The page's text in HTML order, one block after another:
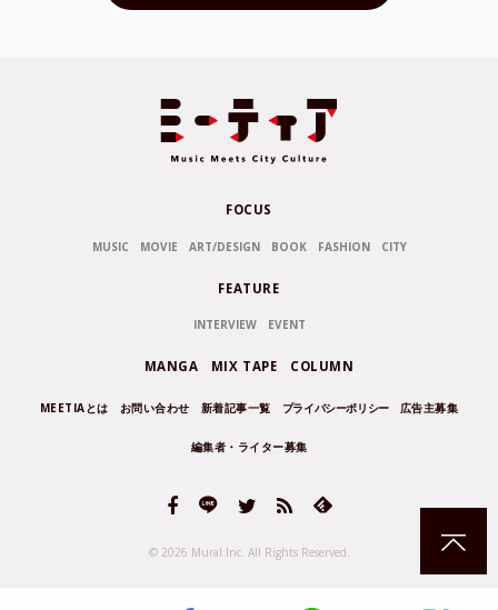
FOCUS
MUSIC MOVIE ART/DESIGN BOOK FASHION CITY
FEATURE
INTERVIEW EVENT
MANGA MIX TAPE COLUMN
MEETIAとは お問い合わせ 新着記事一覧 プライバシーポリシー 広告主募集
編集者・ライター募集
© 2026 Mural Inc. All Rights Reserved.